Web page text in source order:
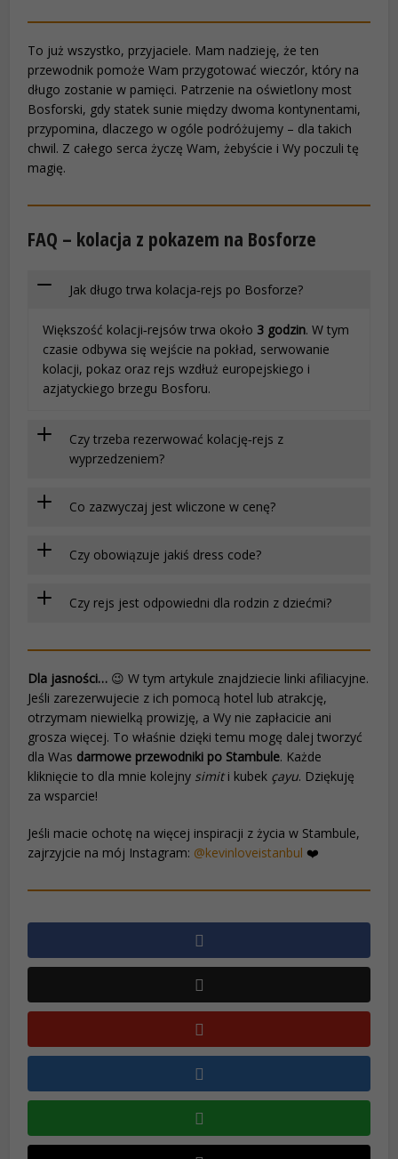
To już wszystko, przyjaciele. Mam nadzieję, że ten
przewodnik pomoże Wam przygotować wieczór, który na
długo zostanie w pamięci. Patrzenie na oświetlony most
Bosforski, gdy statek sunie między dwoma kontynentami,
przypomina, dlaczego w ogóle podróżujemy – dla takich
chwil. Z całego serca życzę Wam, żebyście i Wy poczuli tę
magię.
FAQ – kolacja z pokazem na Bosforze
Jak długo trwa kolacja‑rejs po Bosforze?
Większość kolacji‑rejsów trwa około 3 godzin. W tym
czasie odbywa się wejście na pokład, serwowanie
kolacji, pokaz oraz rejs wzdłuż europejskiego i
azjatyckiego brzegu Bosforu.
Czy trzeba rezerwować kolację‑rejs z
wyprzedzeniem?
Co zazwyczaj jest wliczone w cenę?
Czy obowiązuje jakiś dress code?
Czy rejs jest odpowiedni dla rodzin z dziećmi?
Dla jasności… 😉 W tym artykule znajdziecie linki afiliacyjne.
Jeśli zarezerwujecie z ich pomocą hotel lub atrakcję,
otrzymam niewielką prowizję, a Wy nie zapłacicie ani
grosza więcej. To właśnie dzięki temu mogę dalej tworzyć
dla Was darmowe przewodniki po Stambule. Każde
kliknięcie to dla mnie kolejny simiti kubek çayu. Dziękuję
za wsparcie!
Jeśli macie ochotę na więcej inspiracji z życia w Stambule,
zajrzyjcie na mój Instagram: @kevinloveistanbul ❤️